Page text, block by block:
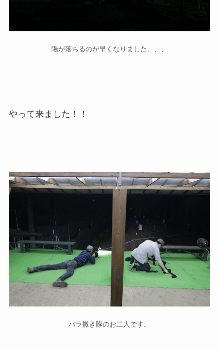
陽が落ちるのが早くなりました、、、
やって来ました！！
バラ撒き隊のお二人です。